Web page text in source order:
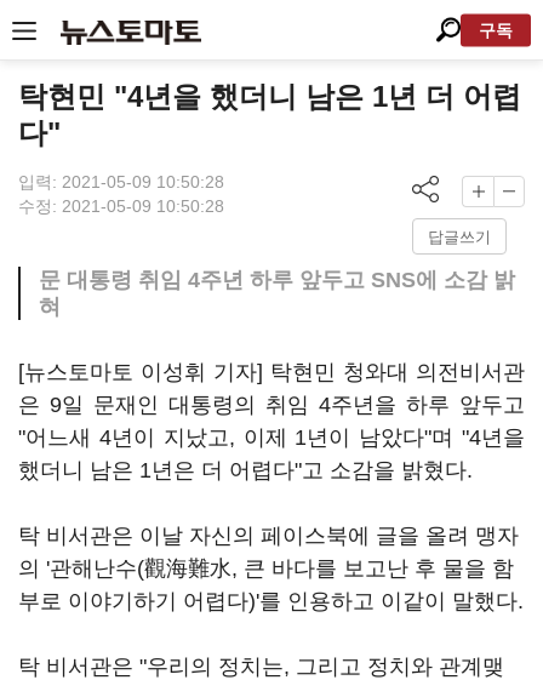
구독
탁현민 "4년을 했더니 남은 1년 더 어렵
다"
입력: 2021-05-09 10:50:28
수정: 2021-05-09 10:50:28
답글쓰기
문 대통령 취임 4주년 하루 앞두고 SNS에 소감 밝
혀
[뉴스토마토 이성휘 기자] 탁현민 청와대 의전비서관
은 9일 문재인 대통령의 취임 4주년을 하루 앞두고
"어느새 4년이 지났고, 이제 1년이 남았다"며 "4년을
했더니 남은 1년은 더 어렵다"고 소감을 밝혔다.
탁 비서관은 이날 자신의 페이스북에 글을 올려 맹자
의 '관해난수(觀海難水, 큰 바다를 보고난 후 물을 함
부로 이야기하기 어렵다)'를 인용하고 이같이 말했다.
탁 비서관은 "우리의 정치는, 그리고 정치와 관계맺